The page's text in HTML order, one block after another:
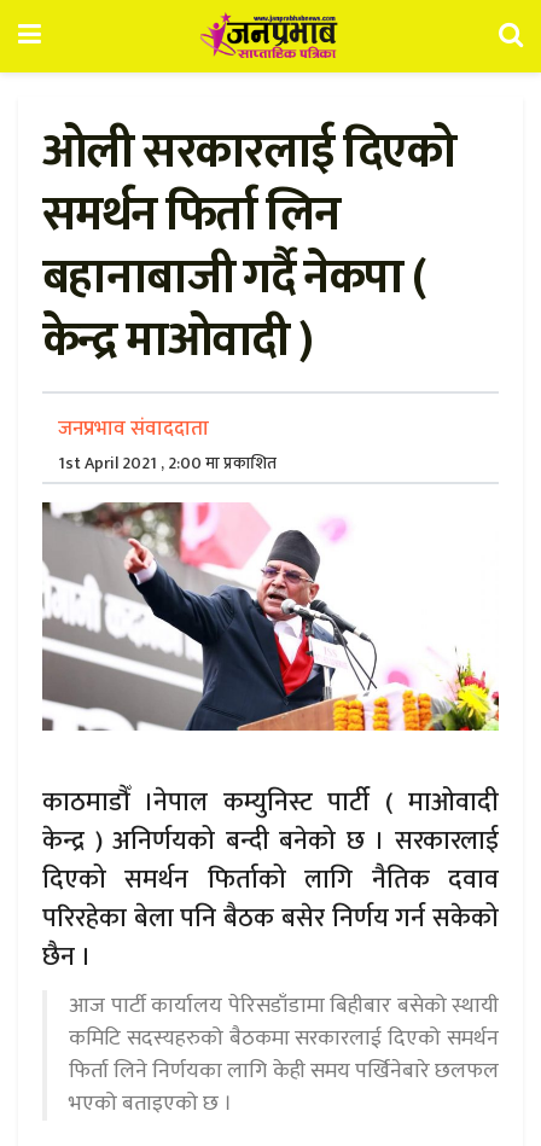
ओली सरकारलाई दिएको
समर्थन फिर्ता लिन
बहानाबाजी गर्दै नेकपा (
केन्द्र माओवादी )
जनप्रभाव संवाददाता
1st April 2021 , 2:00 मा प्रकाशित
काठमाडौँ ।नेपाल कम्युनिस्ट पार्टी ( माओवादी
केन्द्र ) अनिर्णयको बन्दी बनेको छ । सरकारलाई
दिएको समर्थन फिर्ताको लागि नैतिक दवाव
परिरहेका बेला पनि बैठक बसेर निर्णय गर्न सकेको
छैन ।
आज पार्टी कार्यालय पेरिसडाँडामा बिहीबार बसेको स्थायी
कमिटि सदस्यहरुको बैठकमा सरकारलाई दिएको समर्थन
फिर्ता लिने निर्णयका लागि केही समय पर्खिनेबारे छलफल
भएको बताइएको छ ।